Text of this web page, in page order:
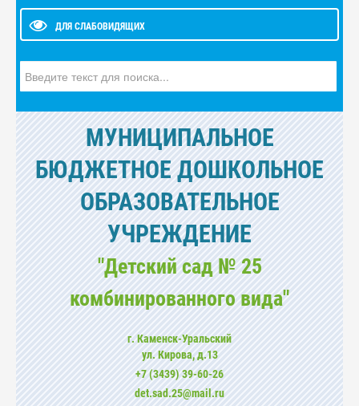
ДЛЯ СЛАБОВИДЯЩИХ
МУНИЦИПАЛЬНОЕ
БЮДЖЕТНОЕ ДОШКОЛЬНОЕ
ОБРАЗОВАТЕЛЬНОЕ
УЧРЕЖДЕНИЕ
"Детский сад № 25
комбинированного вида"
г. Каменск-Уральский
ул. Кирова, д.13
+7 (3439) 39-60-26
det.sad.25@mail.ru